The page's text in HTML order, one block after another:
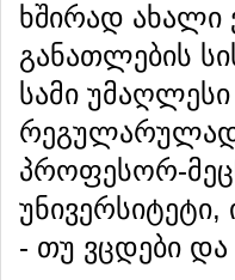
ხშირად ახალი
განათლების
სამი
რეგულარულად
პროფესორ-
- თუ ვცდები